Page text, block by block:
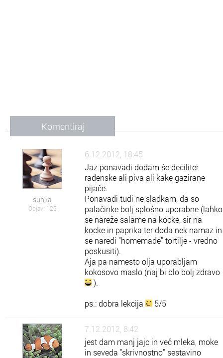
Komentiraj
sunka
Objav: 125
6.12.2012, 18:45
Jaz ponavadi dodam še deciliter
radenske ali piva ali kake gazirane
pijače.
Ponavadi tudi ne sladkam, da so
palačinke bolj splošno uporabne (lahko
se nareže salame na kocke, sir na
kocke in paprika ter doda nek namaz in
se naredi "homemade" tortilje - vredno
poskusiti).
Aja pa namesto olja uporabljam
kokosovo maslo (naj bi blo bolj zdravo
).
ps.: dobra lekcija
5/5
7.12.2012, 8:42
jest dam manj jajc in več mleka, moke
in seveda "skrivnostno" sestavino